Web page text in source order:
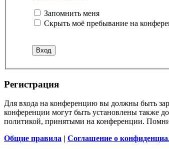
Запомнить меня
Скрыть моё пребывание на
Регистрация
Для входа на конференцию вы должны быть
конференции могут быть установлены также
политикой, принятыми на конференции.
Общие правила | Соглашение о